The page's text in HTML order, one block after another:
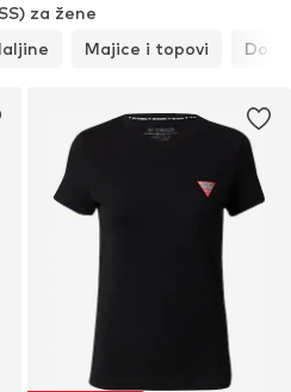
za žene
Majice i topovi